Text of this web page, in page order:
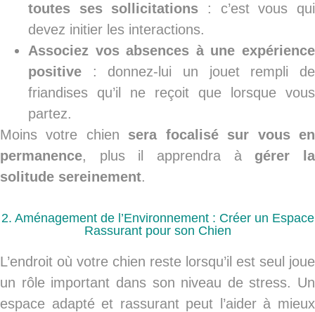
toutes ses sollicitations : c’est vous qui
devez initier les interactions.
Associez vos absences à une expérience
positive : donnez-lui un jouet rempli de
friandises qu’il ne reçoit que lorsque vous
partez.
Moins votre chien sera focalisé sur vous en
permanence, plus il apprendra à gérer la
solitude sereinement.
2. Aménagement de l’Environnement : Créer un Espace
Rassurant pour son Chien
L’endroit où votre chien reste lorsqu’il est seul joue
un rôle important dans son niveau de stress. Un
espace adapté et rassurantpeut l’aider à mieux